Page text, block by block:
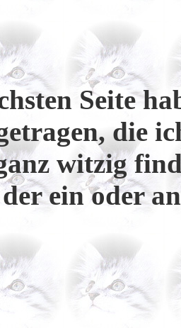
Seite
die
witzig
ein oder